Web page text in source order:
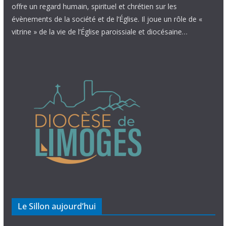
offre un regard humain, spirituel et chrétien sur les
évènements de la société et de l’Église. Il joue un rôle de «
vitrine » de la vie de l’Église paroissiale et diocésaine…
Le Sillon aujourd’hui